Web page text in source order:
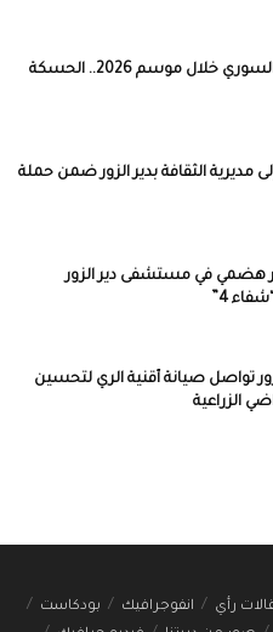
قفزة في إنتاج القمح السوري خلال موسم 2026.. الحسكة
إلى مديرية الثقافة بدير الزور ضمن حملة
تنظير هضمي في مستشفى دير الزور
4”
تواصل صيانة أقنية الري لتحسين
الزراعية
رأي انفوجرافيك
بودكاست